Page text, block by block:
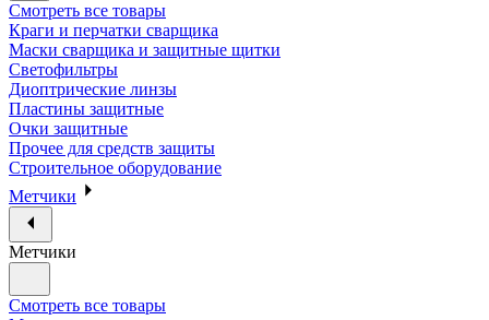
Смотреть все товары
Краги и перчатки сварщика
Маски сварщика и защитные щитки
Светофильтры
Диоптрические линзы
Пластины защитные
Очки защитные
Прочее для средств защиты
Строительное оборудование
Метчики
Метчики
Смотреть все товары